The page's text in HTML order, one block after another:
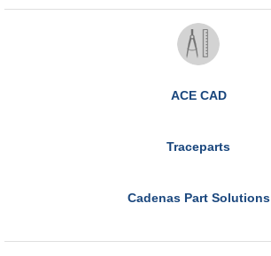
ACE CAD
Traceparts
Cadenas Part Solutions